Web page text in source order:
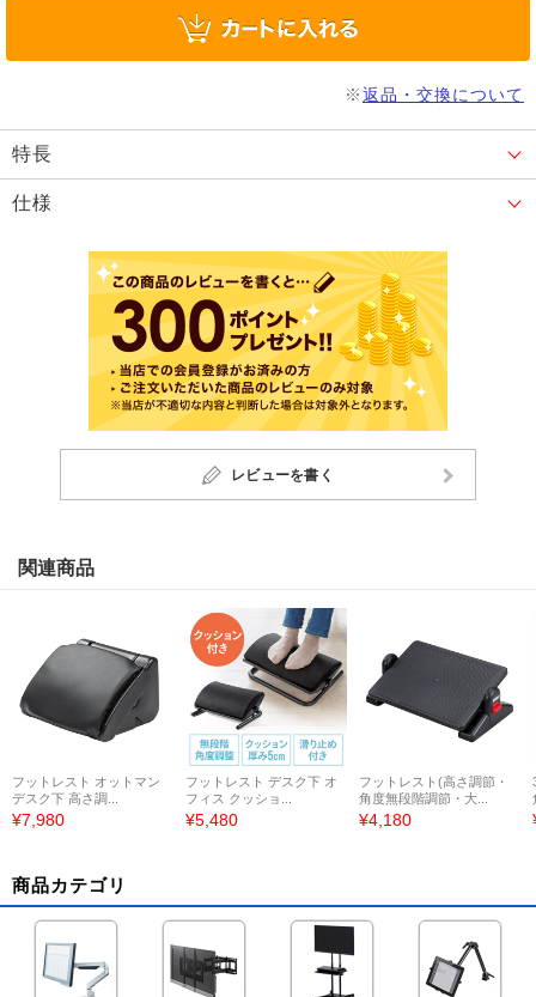
※返品・交換について
特長
仕様
レビューを書く
関連商品
フットレスト オットマン
デスク下 高さ調...
¥7,980
フットレスト デスク下 オ
フィス クッショ...
¥5,480
フットレスト(高さ調節・
角度無段階調節・大...
¥4,180
商品カテゴリ